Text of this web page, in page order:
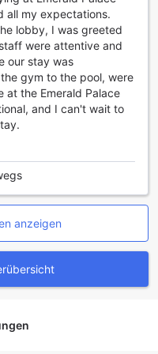
und
Ihres Aufenthalts.
um die Reinigung Ihrer
und
können. Für Raucher
bietet, in Ruhe zu
reisen, können Sie sich
Palace Hotel
so angenehm
Flughafen-
sein, dass Sie bei Ihrer
ermöglichen, die
all my expectations.
lobby, I was greeted
were attentive and
our stay was
gym to the pool, were
at the Emerald Palace
and I can't wait to
anzeigen